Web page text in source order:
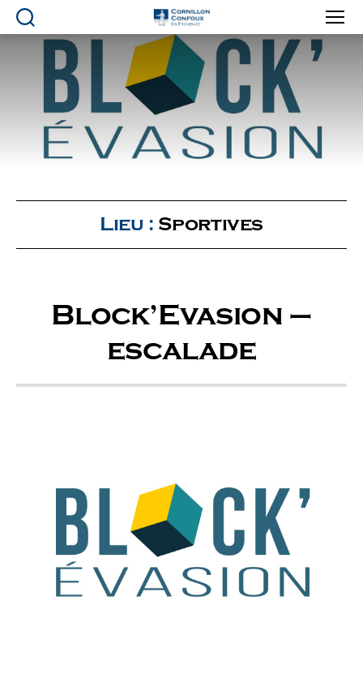
Ville
de
Cornillon-
Confoux
en
Provence
Lieu : Sportives
Block’Evasion –
escalade